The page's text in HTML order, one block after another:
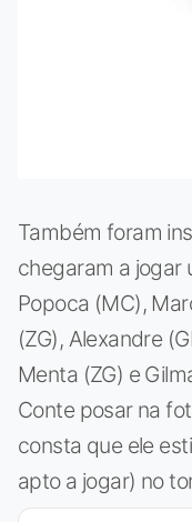
Também foram
chegaram a jogar
Popoca (MC),
(ZG), Alexandre
Menta (ZG) e
Conte posar na
consta que ele
apto a jogar) no